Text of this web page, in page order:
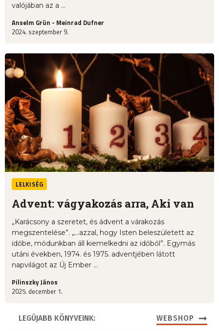
valójában az a ...
Anselm Grün - Meinrad Dufner
2024. szeptember 9.
LELKISÉG
Advent: vágyakozás arra, Aki van
„Karácsony a szeretet, és ádvent a várakozás
megszentelése”. „...azzal, hogy Isten beleszületett az
időbe, módunkban áll kiemelkedni az időből”. Egymás
utáni években, 1974. és 1975. adventjében látott
napvilágot az Új Ember ...
Pilinszky János
2025. december 1.
LEGÚJABB KÖNYVEINK: WEBSHOP